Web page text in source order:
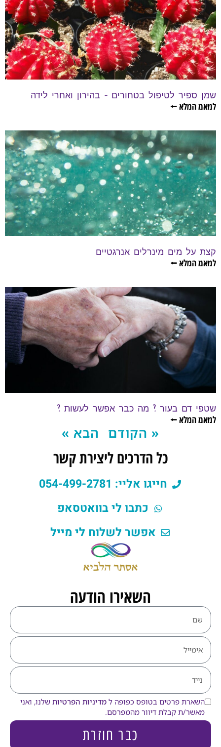
שמן ספיר לטיפול בטחורים – בהירון ואחרי לידה
למאמ המלא ⭠
קצת על מים מינרלים אנרגטיים
למאמ המלא ⭠
שטפי דם בעור ? מה כבר אפשר לעשות ?
למאמ המלא ⭠
« הקודם הבא »
כל הדרכים ליצירת קשר
חייגו אליי: 054-499-2781
כתבו לי בוואטסאפ
אפשר לשלוח לי מייל
השאירו הודעה
השארת פרטים בטופס כפופה ל מדיניות הפרטיות שלנו, ואני
מאשר/ת קבלת דיוור מהמפרסם.
כבר חוזרת